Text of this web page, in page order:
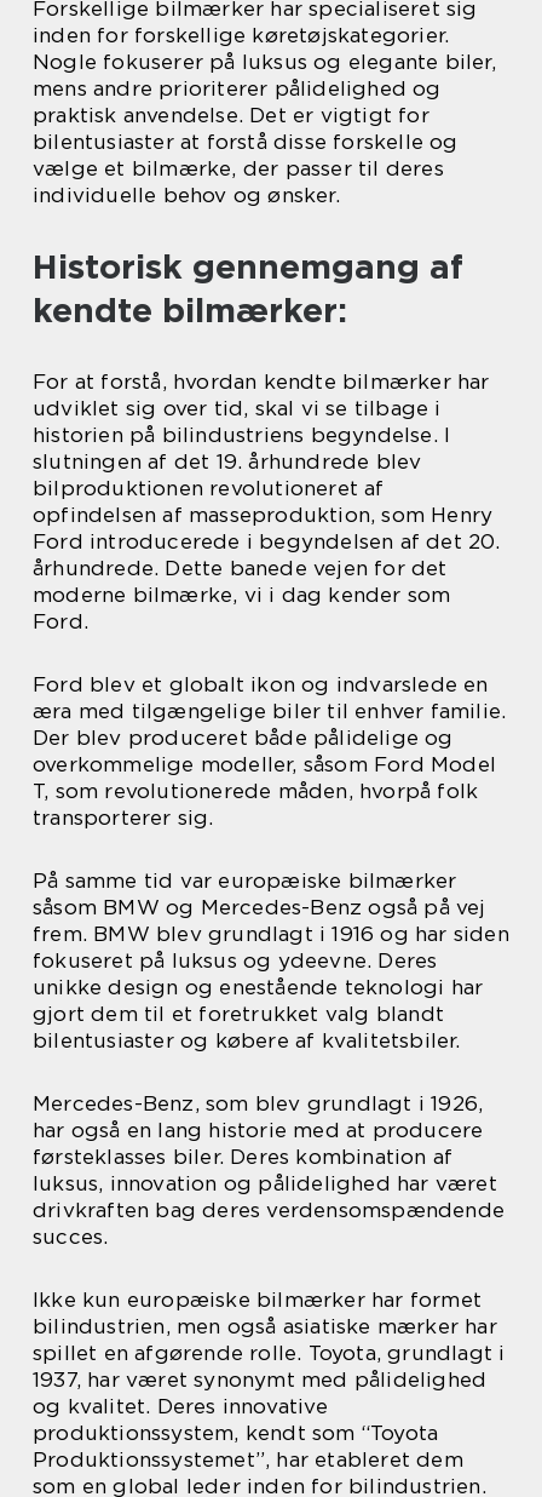
Forskellige bilmærker har specialiseret sig
inden for forskellige køretøjskategorier.
Nogle fokuserer på luksus og elegante biler,
mens andre prioriterer pålidelighed og
praktisk anvendelse. Det er vigtigt for
bilentusiaster at forstå disse forskelle og
vælge et bilmærke, der passer til deres
individuelle behov og ønsker.
Historisk gennemgang af
kendte bilmærker:
For at forstå, hvordan kendte bilmærker har
udviklet sig over tid, skal vi se tilbage i
historien på bilindustriens begyndelse. I
slutningen af det 19. århundrede blev
bilproduktionen revolutioneret af
opfindelsen af masseproduktion, som Henry
Ford introducerede i begyndelsen af det 20.
århundrede. Dette banede vejen for det
moderne bilmærke, vi i dag kender som
Ford.
Ford blev et globalt ikon og indvarslede en
æra med tilgængelige biler til enhver familie.
Der blev produceret både pålidelige og
overkommelige modeller, såsom Ford Model
T, som revolutionerede måden, hvorpå folk
transporterer sig.
På samme tid var europæiske bilmærker
såsom BMW og Mercedes-Benz også på vej
frem. BMW blev grundlagt i 1916 og har siden
fokuseret på luksus og ydeevne. Deres
unikke design og enestående teknologi har
gjort dem til et foretrukket valg blandt
bilentusiaster og købere af kvalitetsbiler.
Mercedes-Benz, som blev grundlagt i 1926,
har også en lang historie med at producere
førsteklasses biler. Deres kombination af
luksus, innovation og pålidelighed har været
drivkraften bag deres verdensomspændende
succes.
Ikke kun europæiske bilmærker har formet
bilindustrien, men også asiatiske mærker har
spillet en afgørende rolle. Toyota, grundlagt i
1937, har været synonymt med pålidelighed
og kvalitet. Deres innovative
produktionssystem, kendt som “Toyota
Produktionssystemet”, har etableret dem
som en global leder inden for bilindustrien.